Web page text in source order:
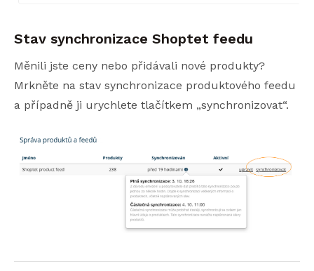
Stav synchronizace Shoptet feedu
Měnili jste ceny nebo přidávali nové produkty?
Mrkněte na stav synchronizace produktového feedu
a případně ji urychlete tlačítkem „synchronizovat“.